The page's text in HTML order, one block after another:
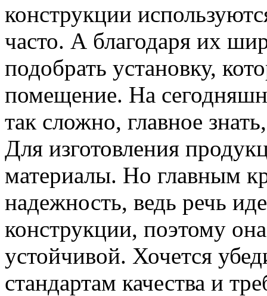
конструкции
часто. А благодаря их
подобрать установку,
помещение. На
так сложно, главное
Для изготовления
материалы. Но главным
надежность, ведь речь
конструкции, поэтому
устойчивой. Хочется
стандартам качества и